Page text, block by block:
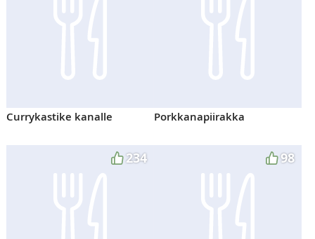
Currykastike kanalle Porkkanapiirakka
234 98